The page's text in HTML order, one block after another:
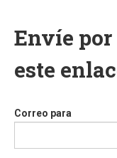
Envíe
este
Correo para